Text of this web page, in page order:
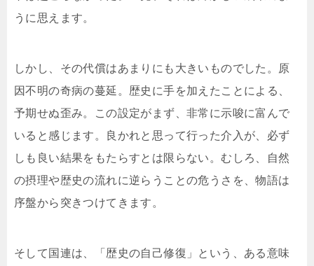
うに思えます。
しかし、その代償はあまりにも大きいものでした。原
因不明の奇病の蔓延。歴史に手を加えたことによる、
予期せぬ歪み。この設定がまず、非常に示唆に富んで
いると感じます。良かれと思って行った介入が、必ず
しも良い結果をもたらすとは限らない。むしろ、自然
の摂理や歴史の流れに逆らうことの危うさを、物語は
序盤から突きつけてきます。
そして国連は、「歴史の自己修復」という、ある意味